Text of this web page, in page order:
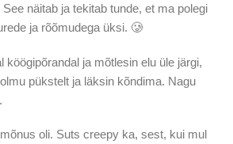
näitab ja tekitab tunde, et ma polegi
ja rõõmudega üksi. 🥲
köögipõrandal ja mõtlesin elu üle järgi,
pükstelt ja läksin kõndima. Nagu
oli. Suts creepy ka, sest, kui mul